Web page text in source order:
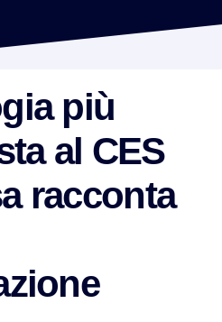
più
al CES
racconta